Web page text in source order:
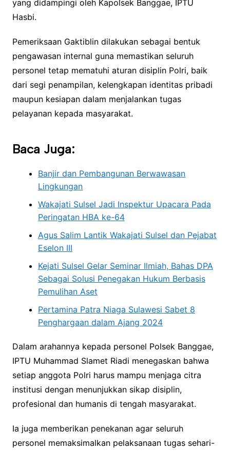
yang didampingi oleh Kapolsek Banggae, IPTU
Hasbi.
Pemeriksaan Gaktiblin dilakukan sebagai bentuk
pengawasan internal guna memastikan seluruh
personel tetap mematuhi aturan disiplin Polri, baik
dari segi penampilan, kelengkapan identitas pribadi
maupun kesiapan dalam menjalankan tugas
pelayanan kepada masyarakat.
Baca Juga:
Banjir dan Pembangunan Berwawasan
Lingkungan
Wakajati Sulsel Jadi Inspektur Upacara Pada
Peringatan HBA ke-64
Agus Salim Lantik Wakajati Sulsel dan Pejabat
Eselon III
Kejati Sulsel Gelar Seminar Ilmiah, Bahas DPA
Sebagai Solusi Penegakan Hukum Berbasis
Pemulihan Aset
Pertamina Patra Niaga Sulawesi Sabet 8
Penghargaan dalam Ajang 2024
Dalam arahannya kepada personel Polsek Banggae,
IPTU Muhammad Slamet Riadi menegaskan bahwa
setiap anggota Polri harus mampu menjaga citra
institusi dengan menunjukkan sikap disiplin,
profesional dan humanis di tengah masyarakat.
Ia juga memberikan penekanan agar seluruh
personel memaksimalkan pelaksanaan tugas sehari-